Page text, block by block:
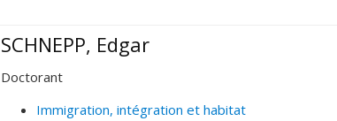
SCHNEPP, Edgar
Doctorant
Immigration, intégration et habitat